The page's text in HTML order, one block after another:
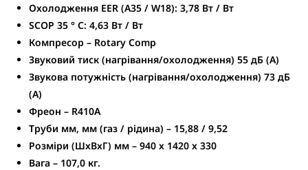
Охолодження EER (A35 / W18): 3,78 Вт / Вт
SCOP 35 ° C: 4,63 Вт / Вт
Компресор – Rotary Comp
Звуковий тиск (нагрівання/охолодження) 55 дБ (А)
Звукова потужність (нагрівання/охолодження) 73 дБ
(А)
Фреон – R410A
Труби мм, мм (газ / рідина) – 15,88 / 9,52
Розміри (ШxВxГ) мм – 940 x 1420 x 330
Вага – 107,0 кг.